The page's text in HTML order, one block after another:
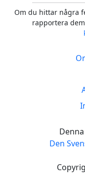
Om du hittar några
rapportera
Den